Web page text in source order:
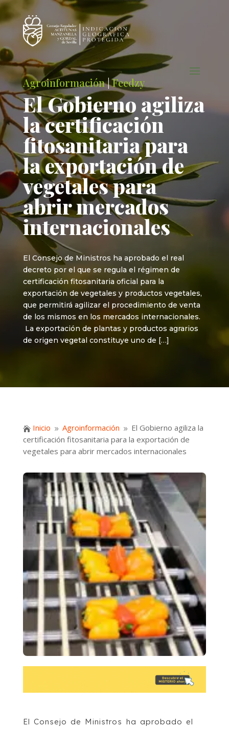
Agroinformación|Feedzy
El Gobierno agiliza
la certificación
fitosanitaria para
la exportación de
vegetales para
abrir mercados
internacionales
El Consejo de Ministros ha aprobado el real
decreto por el que se regula el régimen de
certificación fitosanitaria oficial para la
exportación de vegetales y productos vegetales,
que permitirá agilizar el procedimiento de venta
de los mismos en los mercados internacionales.
La exportación de plantas y productos agrarios
de origen vegetal constituye uno de […]
 Inicio 9 Agroinformación 9 El Gobierno agiliza la
certificación fitosanitaria para la exportación de
vegetales para abrir mercados internacionales
El Consejo de Ministros ha aprobado el